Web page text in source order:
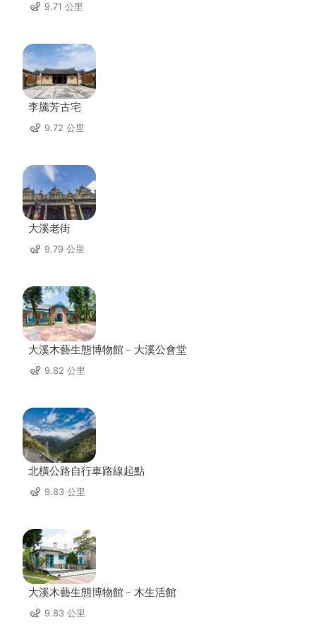
9.71 公里
李騰芳古宅
9.72 公里
大溪老街
9.79 公里
大溪木藝生態博物館﹣大溪公會堂
9.82 公里
北橫公路自行車路線起點
9.83 公里
大溪木藝生態博物館﹣木生活館
9.83 公里